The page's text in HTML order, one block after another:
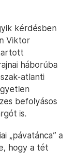
kérdésben
Viktor
háborúba
atlanti
befolyásos
is.
„pávatánca” a
hogy a tét